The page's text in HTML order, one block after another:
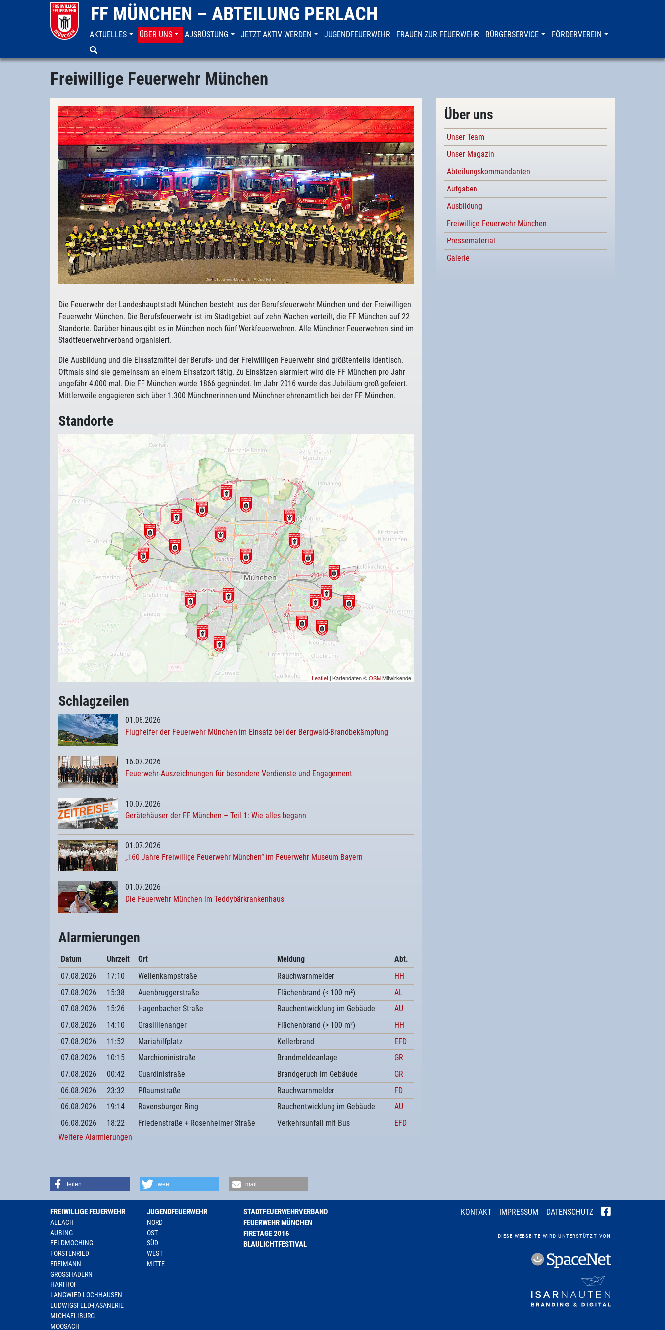
FF MÜNCHEN – ABTEILUNG PERLACH
AKTUELLES ÜBER UNS AUSRÜSTUNG JETZT AKTIV WERDEN JUGENDFEUERWEHR FRAUEN ZUR FEUERWEHR BÜRGERSERVICE FÖRDERVEREIN
Über uns
Freiwillige Feuerwehr München
Freiwillige Feuerwehr München
Die Feuerwehr der Landeshauptstadt München besteht aus der Berufsfeuerwehr München und der Freiwilligen
Feuerwehr München. Die Berufsfeuerwehr ist im Stadtgebiet auf zehn Wachen verteilt, die FF München auf 22
Standorte. Darüber hinaus gibt es in München noch fünf Werkfeuerwehren. Alle Münchner Feuerwehren sind im
Stadtfeuerwehrverband organisiert.
Die Ausbildung und die Einsatzmittel der Berufs- und der Freiwilligen Feuerwehr sind größtenteils identisch.
Oftmals sind sie gemeinsam an einem Einsatzort tätig. Zu Einsätzen alarmiert wird die FF München pro Jahr
ungefähr 4.000 mal. Die FF München wurde 1866 gegründet. Im Jahr 2016 wurde das Jubiläum groß gefeiert.
Mittlerweile engagieren sich über 1.300 Münchnerinnen und Münchner ehrenamtlich bei der FF München.
Standorte
Leaflet | Kartendaten ©OSMMitwirkende
Schlagzeilen
01.08.2026
Flughelfer der Feuerwehr München im Einsatz bei der Bergwald-Brandbekämpfung
16.07.2026
Feuerwehr-Auszeichnungen für besondere Verdienste und Engagement
10.07.2026
Gerätehäuser der FF München – Teil 1: Wie alles begann
01.07.2026
„160 Jahre Freiwillige Feuerwehr München“ im Feuerwehr Museum Bayern
01.07.2026
Die Feuerwehr München im Teddybärkrankenhaus
Alarmierungen
Datum Uhrzeit Ort Meldung
Abt.
07.08.2026
17:10 Wellenkampstraße Rauchwarnmelder
HH
07.08.2026
15:38 Auenbruggerstraße Flächenbrand (< 100 m²)
AL
07.08.2026
15:26 Hagenbacher Straße Rauchentwicklung im Gebäude
AU
07.08.2026
14:10 Graslilienanger Flächenbrand (> 100 m²)
HH
07.08.2026
11:52 Mariahilfplatz Kellerbrand
EFD
07.08.2026
10:15 Marchioninistraße Brandmeldeanlage
GR
07.08.2026
00:42 Guardinistraße Brandgeruch im Gebäude
GR
06.08.2026
23:32 Pflaumstraße Rauchwarnmelder
FD
06.08.2026
19:14 Ravensburger Ring Rauchentwicklung im Gebäude
AU
06.08.2026
18:22 Friedenstraße + Rosenheimer Straße Verkehrsunfall mit Bus
EFD
Weitere Alarmierungen
Über uns
Unser Team
Unser Magazin
Abteilungskommandanten
Aufgaben
Ausbildung
Freiwillige Feuerwehr München
Pressematerial
Galerie
teilen tweet mail
FREIWILLIGE FEUERWEHR
ALLACH
AUBING
FELDMOCHING
FORSTENRIED
FREIMANN
GROSSHADERN
HARTHOF
LANGWIED-LOCHHAUSEN
LUDWIGSFELD-FASANERIE
MICHAELIBURG
MOOSACH
JUGENDFEUERWEHR
NORD
OST
SÜD
WEST
MITTE
STADTFEUERWEHRVERBAND
FEUERWEHR MÜNCHEN
FIRETAGE 2016
BLAULICHTFESTIVAL
KONTAKT IMPRESSUM DATENSCHUTZ
DIESE WEBSEITE WIRD UNTERSTÜTZT VON